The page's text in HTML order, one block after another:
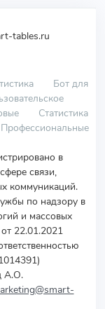
tables.ru
Бот для
Статистика
Профессиональные
в
связи,
коммуникаций.
по надзору в
и массовых
22.01.2021
А.О.